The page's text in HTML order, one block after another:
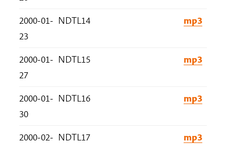
2000-01-
23
NDTL14 mp3
2000-01-
27
NDTL15 mp3
2000-01-
30
NDTL16 mp3
2000-02- NDTL17 mp3